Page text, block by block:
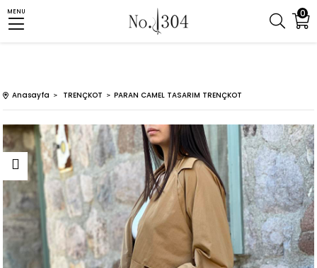
0
MENU
Anasayfa TRENÇKOT PARAN CAMEL TASARIM TRENÇKOT